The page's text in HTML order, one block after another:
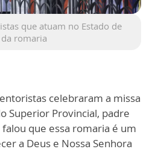
que atuam no Estado de
romaria
celebraram a missa
Superior Provincial, padre
que essa romaria é um
a Deus e Nossa Senhora